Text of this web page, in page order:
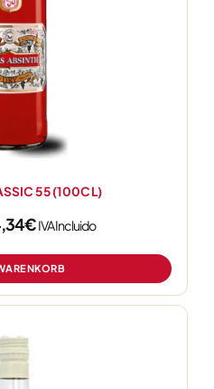
55 (100CL)
€IVA Incluido
Preis
ist:
17,23€.